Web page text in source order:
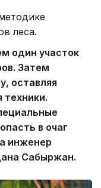
леса.
один участок
Затем
оставляя
в очаг
инженер
Сабыржан.